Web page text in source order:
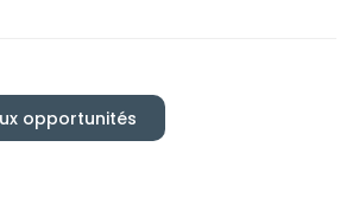
opportunités